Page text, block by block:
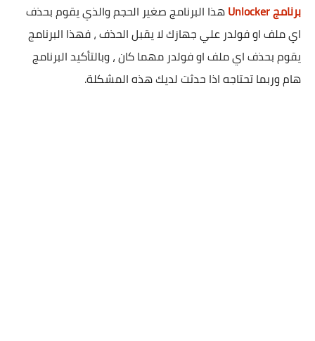
برنامج Unlocker
هذا البرنامج صغير الحجم والذي يقوم بحذف
اي ملف او فولدر علي جهازك لا يقبل الحذف ، فهذا البرنامج
يقوم بحذف اي ملف او فولدر مهما كان ، وبالتأكيد البرنامج
هام وربما تحتاجه اذا حدثت لديك هذه المشكلة.